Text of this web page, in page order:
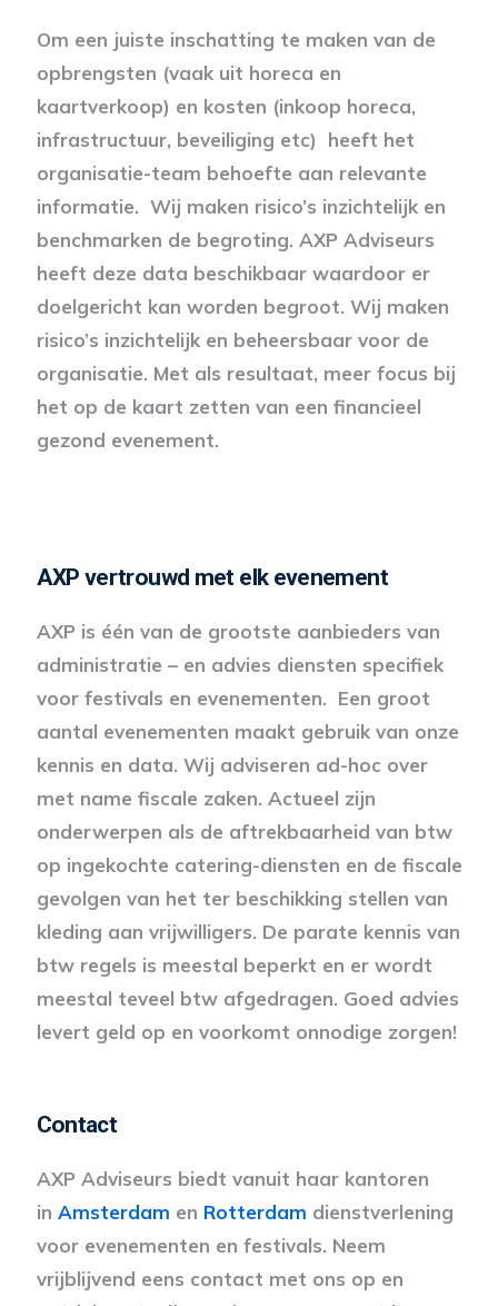
Om een juiste inschatting te maken van de
opbrengsten (vaak uit horeca en
kaartverkoop) en kosten (inkoop horeca,
infrastructuur, beveiliging etc) heeft het
organisatie-team behoefte aan relevante
informatie. Wij maken risico’s inzichtelijk en
benchmarken de begroting. AXP Adviseurs
heeft deze data beschikbaar waardoor er
doelgericht kan worden begroot. Wij maken
risico’s inzichtelijk en beheersbaar voor de
organisatie. Met als resultaat, meer focus bij
het op de kaart zetten van een financieel
gezond evenement.
AXP vertrouwd met elk evenement
AXP is één van de grootste aanbieders van
administratie – en advies diensten specifiek
voor festivals en evenementen. Een groot
aantal evenementen maakt gebruik van onze
kennis en data. Wij adviseren ad-hoc over
met name fiscale zaken. Actueel zijn
onderwerpen als de aftrekbaarheid van btw
op ingekochte catering-diensten en de fiscale
gevolgen van het ter beschikking stellen van
kleding aan vrijwilligers. De parate kennis van
btw regels is meestal beperkt en er wordt
meestal teveel btw afgedragen. Goed advies
levert geld op en voorkomt onnodige zorgen!
Contact
AXP Adviseurs biedt vanuit haar kantoren
in Amsterdam en Rotterdam dienstverlening
voor evenementen en festivals. Neem
vrijblijvend eens contact met ons op en